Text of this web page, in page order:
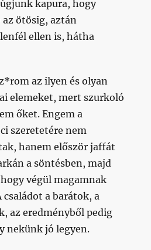
kapura, hogy
ötösig, aztán
ellen is, hátha
az ilyen és olyan
elemeket, mert szurkoló
őket. Engem a
szeretetére nem
hanem először jaffát
a söntésben, majd
végül magamnak
családot a barátok, a
az eredményből pedig
nekünk jó legyen.